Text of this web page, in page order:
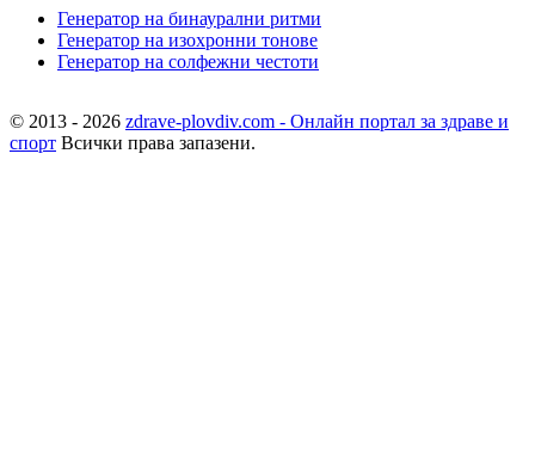
Генератор на бинаурални ритми
Генератор на изохронни тонове
Генератор на солфежни честоти
© 2013 - 2026 zdrave-plovdiv.com - Онлайн портал за здраве и
спорт Всички права запазени.